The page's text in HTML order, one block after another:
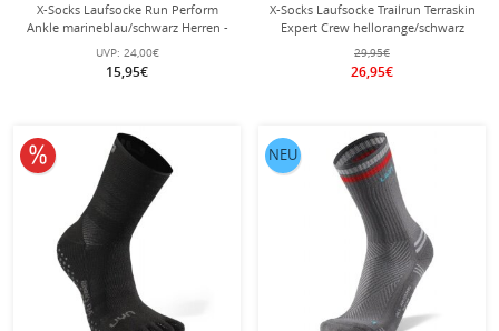
X-Socks Laufsocke Run Perform
Ankle marineblau/schwarz Herren -
1 Paar
UVP: 24,00€
15,95€
X-Socks Laufsocke Trailrun Terraskin
Expert Crew hellorange/schwarz
Herren - 1 Paar
29,95€
26,95€
10% reduziert NEU